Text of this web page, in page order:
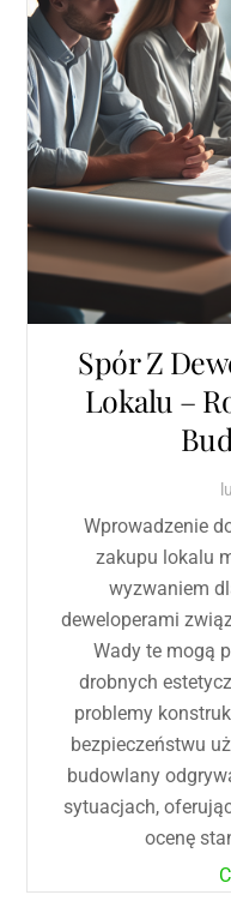
Spór Z
Lokalu –
Wprowadzenie
zakupu lokalu
wyzwaniem
deweloperami
Wady te mogą
drobnych
problemy
bezpieczeństwu
budowlany
sytuacjach,
ocenę